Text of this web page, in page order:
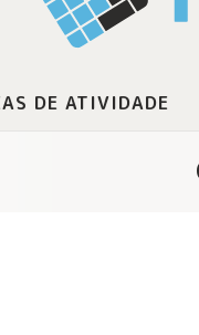
DE ATIVIDADE